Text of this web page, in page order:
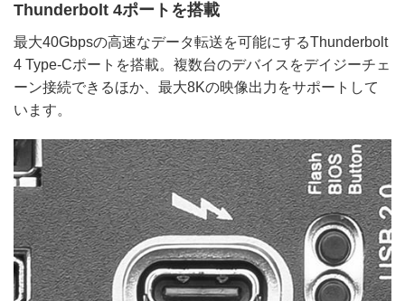
Thunderbolt 4ポートを搭載
最大40Gbpsの高速なデータ転送を可能にするThunderbolt
4 Type-Cポートを搭載。複数台のデバイスをデイジーチェ
ーン接続できるほか、最大8Kの映像出力をサポートして
います。